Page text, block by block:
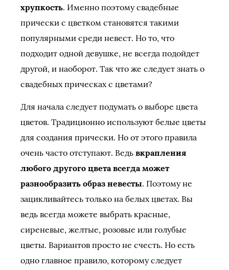
хрупкость. Именно поэтому свадебные
прически с цветком становятся такими
популярными среди невест. Но то, что
подходит одной девушке, не всегда подойдет
другой, и наоборот. Так что же следует знать о
свадебных прическах с цветами?
Для начала следует подумать о выборе цвета
цветов. Традиционно используют белые цветы
для создания прически. Но от этого правила
очень часто отступают. Ведь вкрапления
любого другого цвета всегда может
разнообразить образ невесты. Поэтому не
зацикливайтесь только на белых цветах. Вы
ведь всегда можете выбрать красные,
сиреневые, желтые, розовые или голубые
цветы. Вариантов просто не счесть. Но есть
одно главное правило, которому следует